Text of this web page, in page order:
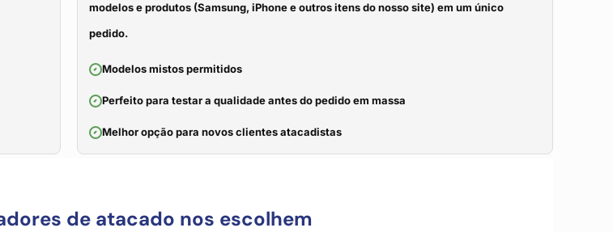
modelos e produtos (Samsung, iPhone e outros itens do nosso site) em um único
pedido.
Modelos mistos permitidos
Perfeito para testar a qualidade antes do pedido em massa
Melhor opção para novos clientes atacadistas
de atacado nos escolhem